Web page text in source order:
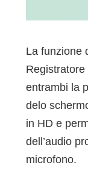
La funzione
entrambi la
delo
in HD e
dell’audio
microfono.